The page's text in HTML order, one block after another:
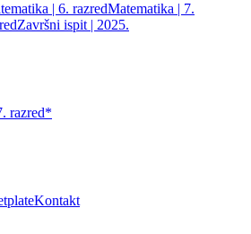
| 6. razredMatematika | 7.
Završni ispit | 2025.
razred*
Kontakt